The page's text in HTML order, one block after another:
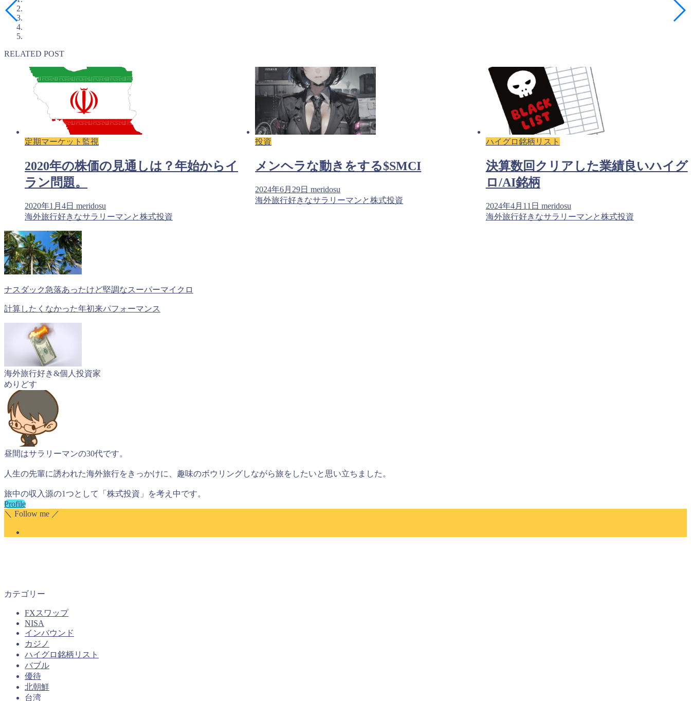
RELATED POST
定期マーケット監視
2020年の株価の見通しは？年始からイ
ラン問題。
2020年1月4日 meridosu
海外旅行好きなサラリーマンと株式投資
投資
メンヘラな動きをする$SMCI
2024年6月29日 meridosu
海外旅行好きなサラリーマンと株式投資
ハイグロ銘柄リスト
決算数回クリアした業績良いハイグ
ロ/AI銘柄
2024年4月11日 meridosu
海外旅行好きなサラリーマンと株式投資
ナスダック急落あったけど堅調なスーパーマイクロ
計算したくなかった年初来パフォーマンス
海外旅行好き&個人投資家
めりどす
昼間はサラリーマンの30代です。
人生の先輩に誘われた海外旅行をきっかけに、趣味のボウリングしながら旅をしたいと思い立ちました。
旅中の収入源の1つとして「株式投資」を考え中です。
Profile
＼ Follow me ／
カテゴリー
FXスワップ
NISA
インバウンド
カジノ
ハイグロ銘柄リスト
バブル
優待
北朝鮮
台湾